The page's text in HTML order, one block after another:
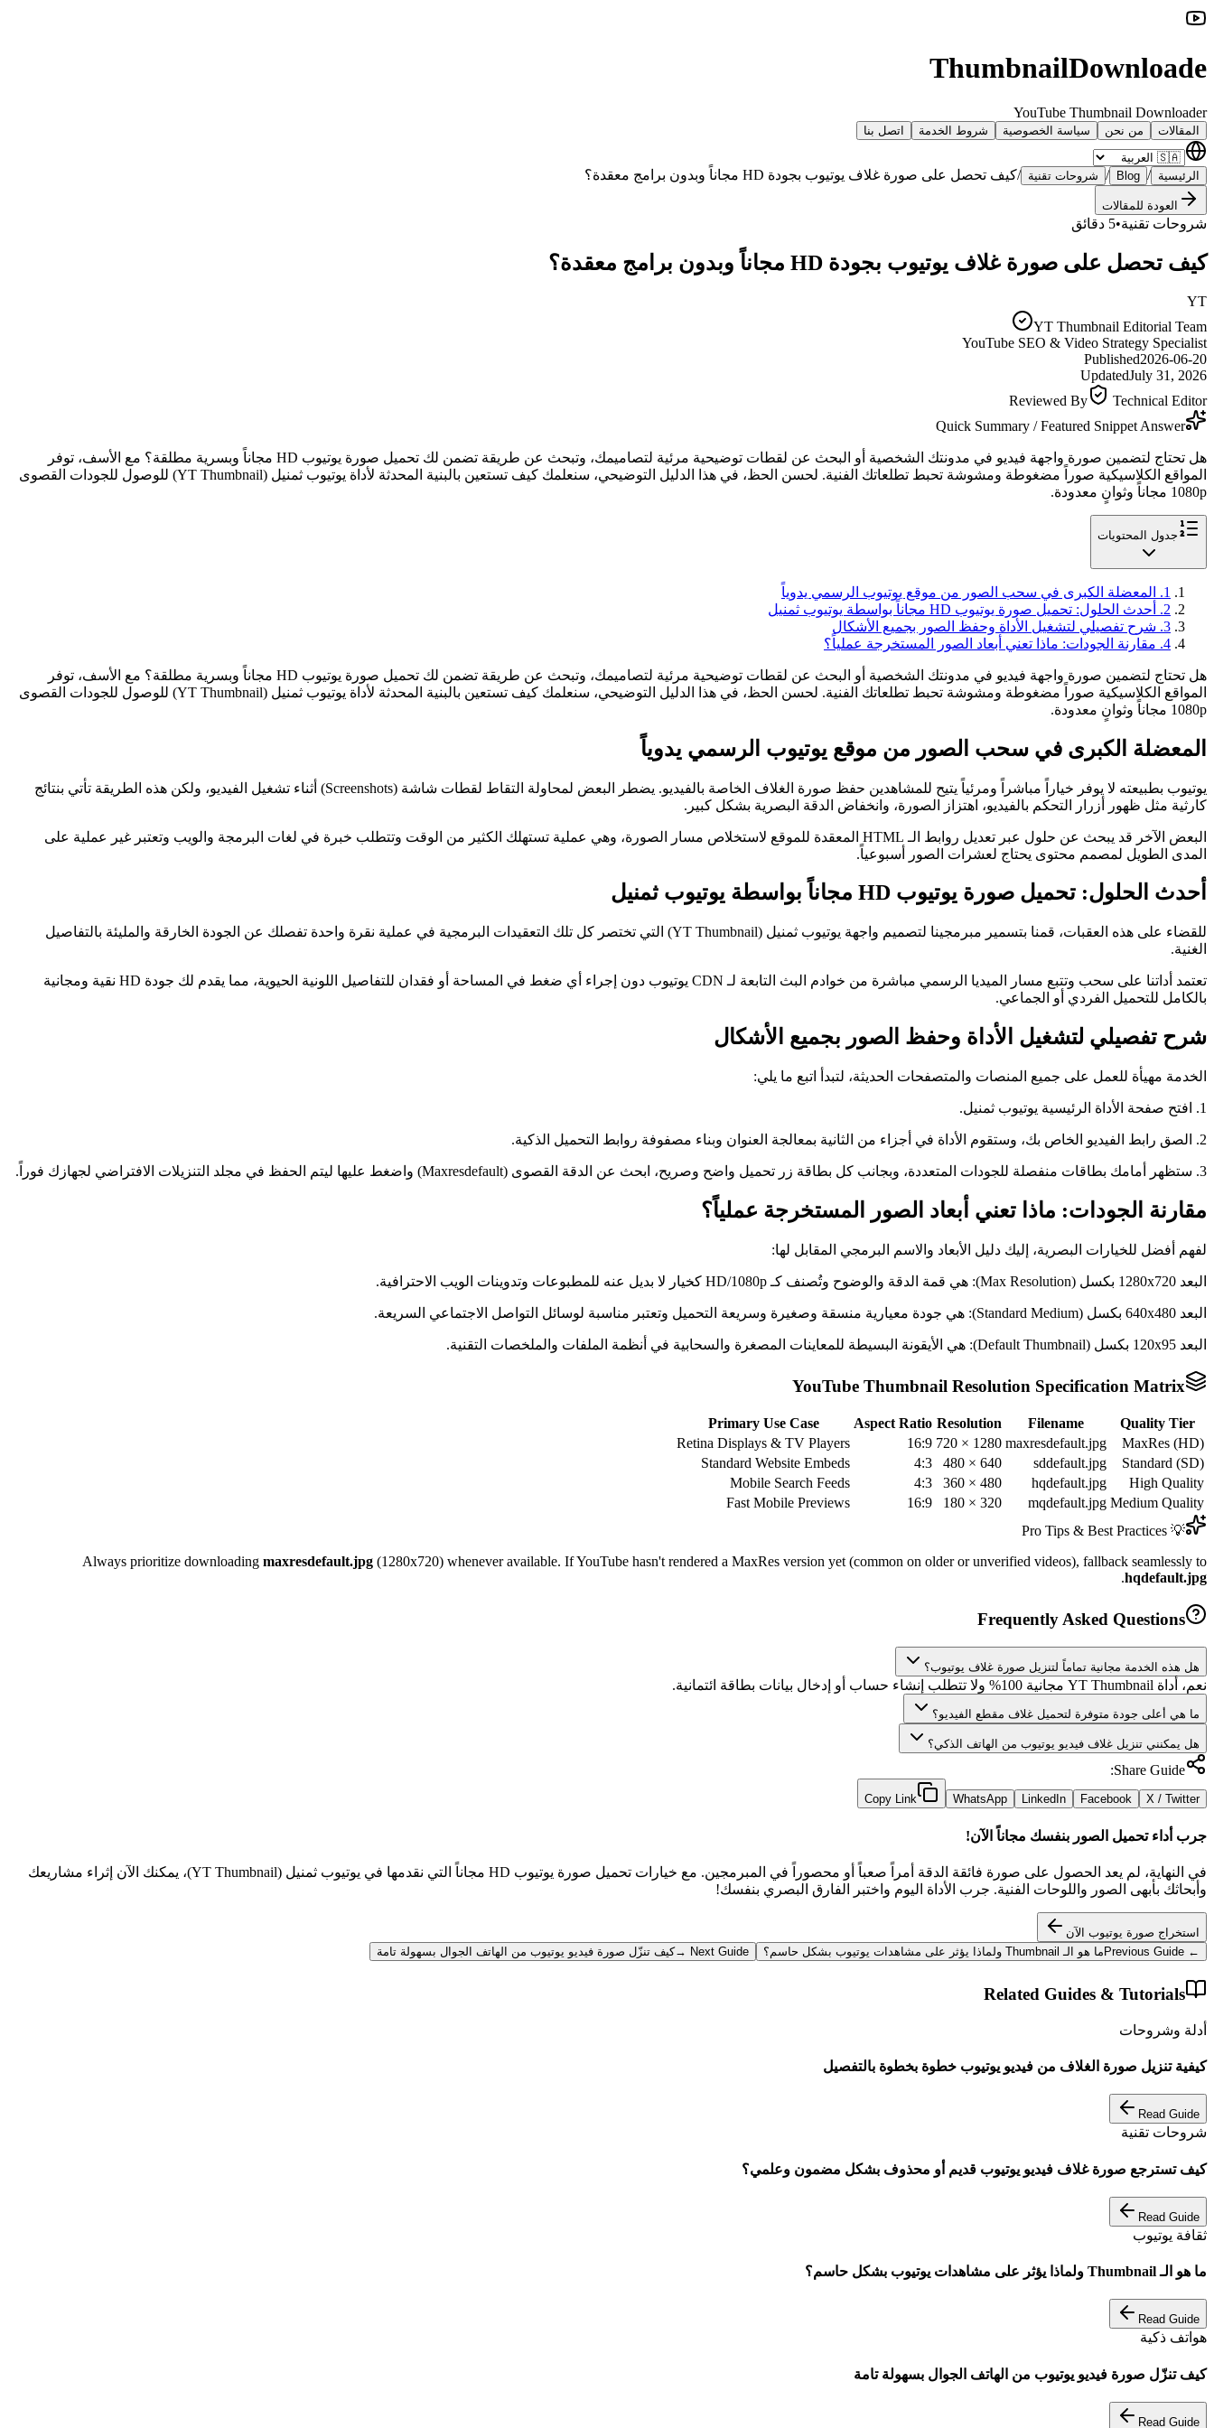
ThumbnailDownloade
YouTube Thumbnail Downloader
المقالات من نحن سياسة الخصوصية شروط الخدمة اتصل بنا
الرئيسية /
Blog
/ شروحات تقنية /كيف تحصل على صورة غلاف يوتيوب بجودة HD مجاناً وبدون برامج معقدة؟
العودة للمقالات
شروحات تقنية•5 دقائق
كيف تحصل على صورة غلاف يوتيوب بجودة HD مجاناً وبدون برامج معقدة؟
YT
YT Thumbnail Editorial Team
YouTube SEO & Video Strategy Specialist
Published2026-06-20
UpdatedJuly 31, 2026
Reviewed By
Technical Editor
Quick Summary / Featured Snippet Answer
هل تحتاج لتضمين صورة واجهة فيديو في مدونتك الشخصية أو البحث عن لقطات توضيحية مرئية لتصاميمك، وتبحث عن طريقة تضمن لك تحميل صورة يوتيوب HD مجاناً وبسرية مطلقة؟ مع الأسف، توفر
المواقع الكلاسيكية صوراً مضغوطة ومشوشة تحبط تطلعاتك الفنية. لحسن الحظ، في هذا الدليل التوضيحي، سنعلمك كيف تستعين بالبنية المحدثة لأداة يوتيوب ثمنيل (YT Thumbnail) للوصول للجودات القصوى
1080p مجاناً وثوانٍ معدودة.
جدول المحتويات
1
. المعضلة الكبرى في سحب الصور من موقع يوتيوب الرسمي يدوياً
2
. أحدث الحلول: تحميل صورة يوتيوب HD مجاناً بواسطة يوتيوب ثمنيل
3
. شرح تفصيلي لتشغيل الأداة وحفظ الصور بجميع الأشكال
4
. مقارنة الجودات: ماذا تعني أبعاد الصور المستخرجة عملياً؟
هل تحتاج لتضمين صورة واجهة فيديو في مدونتك الشخصية أو البحث عن لقطات توضيحية مرئية لتصاميمك، وتبحث عن طريقة تضمن لك تحميل صورة يوتيوب HD مجاناً وبسرية مطلقة؟ مع الأسف، توفر
المواقع الكلاسيكية صوراً مضغوطة ومشوشة تحبط تطلعاتك الفنية. لحسن الحظ، في هذا الدليل التوضيحي، سنعلمك كيف تستعين بالبنية المحدثة لأداة يوتيوب ثمنيل (YT Thumbnail) للوصول للجودات القصوى
1080p مجاناً وثوانٍ معدودة.
المعضلة الكبرى في سحب الصور من موقع يوتيوب الرسمي يدوياً
يوتيوب بطبيعته لا يوفر خياراً مباشراً ومرئياً يتيح للمشاهدين حفظ صورة الغلاف الخاصة بالفيديو. يضطر البعض لمحاولة التقاط لقطات شاشة (Screenshots) أثناء تشغيل الفيديو، ولكن هذه الطريقة تأتي بنتائج
كارثية مثل ظهور أزرار التحكم بالفيديو، اهتزاز الصورة، وانخفاض الدقة البصرية بشكل كبير.
البعض الآخر قد يبحث عن حلول عبر تعديل روابط الـ HTML المعقدة للموقع لاستخلاص مسار الصورة، وهي عملية تستهلك الكثير من الوقت وتتطلب خبرة في لغات البرمجة والويب وتعتبر غير عملية على
المدى الطويل لمصمم محتوى يحتاج لعشرات الصور أسبوعياً.
أحدث الحلول: تحميل صورة يوتيوب HD مجاناً بواسطة يوتيوب ثمنيل
للقضاء على هذه العقبات، قمنا بتسمير مبرمجينا لتصميم واجهة يوتيوب ثمنيل (YT Thumbnail) التي تختصر كل تلك التعقيدات البرمجية في عملية نقرة واحدة تفصلك عن الجودة الخارقة والمليئة بالتفاصيل
الغنية.
تعتمد أداتنا على سحب وتتبع مسار الميديا الرسمي مباشرة من خوادم البث التابعة لـ CDN يوتيوب دون إجراء أي ضغط في المساحة أو فقدان للتفاصيل اللونية الحيوية، مما يقدم لك جودة HD نقية ومجانية
بالكامل للتحميل الفردي أو الجماعي.
شرح تفصيلي لتشغيل الأداة وحفظ الصور بجميع الأشكال
الخدمة مهيأة للعمل على جميع المنصات والمتصفحات الحديثة، لتبدأ اتبع ما يلي:
1. افتح صفحة الأداة الرئيسية يوتيوب ثمنيل.
2. الصق رابط الفيديو الخاص بك، وستقوم الأداة في أجزاء من الثانية بمعالجة العنوان وبناء مصفوفة روابط التحميل الذكية.
3. ستظهر أمامك بطاقات منفصلة للجودات المتعددة، وبجانب كل بطاقة زر تحميل واضح وصريح، ابحث عن الدقة القصوى (Maxresdefault) واضغط عليها ليتم الحفظ في مجلد التنزيلات الافتراضي لجهازك فوراً.
مقارنة الجودات: ماذا تعني أبعاد الصور المستخرجة عملياً؟
لفهم أفضل للخيارات البصرية، إليك دليل الأبعاد والاسم البرمجي المقابل لها:
البعد 1280x720 بكسل (Max Resolution): هي قمة الدقة والوضوح وتُصنف كـ HD/1080p كخيار لا بديل عنه للمطبوعات وتدوينات الويب الاحترافية.
البعد 640x480 بكسل (Standard Medium): هي جودة معيارية منسقة وصغيرة وسريعة التحميل وتعتبر مناسبة لوسائل التواصل الاجتماعي السريعة.
البعد 120x95 بكسل (Default Thumbnail): هي الأيقونة البسيطة للمعاينات المصغرة والسحابية في أنظمة الملفات والملخصات التقنية.
YouTube Thumbnail Resolution Specification Matrix
Quality Tier
Filename
Resolution
Aspect Ratio
Primary Use Case
MaxRes (HD)
maxresdefault.jpg
1280 × 720
16:9
Retina Displays & TV Players
Standard (SD)
sddefault.jpg
640 × 480
4:3
Standard Website Embeds
High Quality
hqdefault.jpg
480 × 360
4:3
Mobile Search Feeds
Medium Quality
mqdefault.jpg
320 × 180
16:9
Fast Mobile Previews
💡 Pro Tips & Best Practices
Always prioritize downloading maxresdefault.jpg (1280x720) whenever available. If YouTube hasn't rendered a MaxRes version yet (common on older or unverified videos), fallback seamlessly to
hqdefault.jpg
.
Frequently Asked Questions
هل هذه الخدمة مجانية تماماً لتنزيل صورة غلاف يوتيوب؟
نعم، أداة YT Thumbnail مجانية 100% ولا تتطلب إنشاء حساب أو إدخال بيانات بطاقة ائتمانية.
ما هي أعلى جودة متوفرة لتحميل غلاف مقطع الفيديو؟
هل يمكنني تنزيل غلاف فيديو يوتيوب من الهاتف الذكي؟
Share Guide:
X / Twitter
Facebook
LinkedIn
WhatsApp
Copy Link
جرب أداء تحميل الصور بنفسك مجاناً الآن!
في النهاية، لم يعد الحصول على صورة فائقة الدقة أمراً صعباً أو محصوراً في المبرمجين. مع خيارات تحميل صورة يوتيوب HD مجاناً التي نقدمها في يوتيوب ثمنيل (YT Thumbnail)، يمكنك الآن إثراء مشاريعك
وأبحاثك بأبهى الصور واللوحات الفنية. جرب الأداة اليوم واختبر الفارق البصري بنفسك!
استخراج صورة يوتيوب الآن
← Previous Guide
ما هو الـ Thumbnail ولماذا يؤثر على مشاهدات يوتيوب بشكل حاسم؟ Next Guide → كيف تنزّل صورة فيديو يوتيوب من الهاتف الجوال بسهولة تامة
Related Guides & Tutorials
أدلة وشروحات
كيفية تنزيل صورة الغلاف من فيديو يوتيوب خطوة بخطوة بالتفصيل
Read Guide
شروحات تقنية
كيف تسترجع صورة غلاف فيديو يوتيوب قديم أو محذوف بشكل مضمون وعلمي؟
Read Guide
ثقافة يوتيوب
ما هو الـ Thumbnail ولماذا يؤثر على مشاهدات يوتيوب بشكل حاسم؟
Read Guide
هواتف ذكية
كيف تنزّل صورة فيديو يوتيوب من الهاتف الجوال بسهولة تامة
Read Guide